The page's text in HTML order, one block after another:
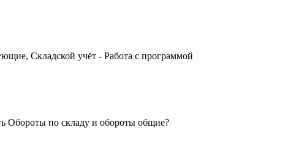
Складской учёт - Работа с программой
Обороты по складу и обороты общие?